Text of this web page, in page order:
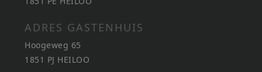
ADRES GASTENHUIS
Hoogeweg 65
1851 PJ HEILOO